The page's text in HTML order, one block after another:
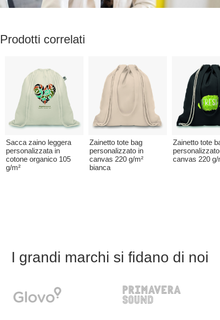
Prodotti correlati
Sacca zaino leggera
personalizzata in
cotone organico 105
g/m²
Zainetto tote bag
personalizzato in
canvas 220 g/m²
bianca
Zainetto tote
canvas 220 g/
I grandi marchi si fidano di noi